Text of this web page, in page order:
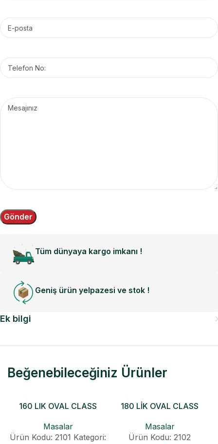
Tüm dünyaya kargo imkanı !
Geniş ürün yelpazesi ve stok !
Ek bilgi
Beğenebileceğiniz Ürünler
160 LIK OVAL CLASS
Masalar
Ürün Kodu: 2101 Kategori:
180 LİK OVAL CLASS
Masalar
Ürün Kodu: 2102